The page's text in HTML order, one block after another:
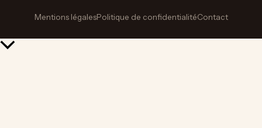
Mentions légalesPolitique de confidentialitéContact